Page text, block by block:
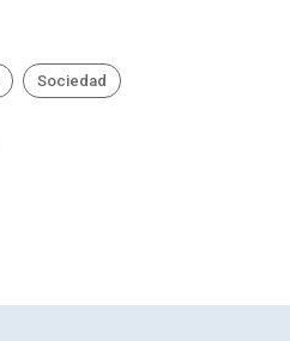
Sociedad